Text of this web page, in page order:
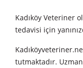
Kadıköy Veteriner
tedavisi için
tutmaktadır.